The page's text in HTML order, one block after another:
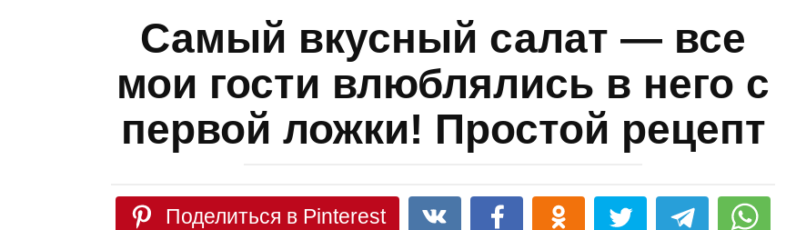
Самый вкусный салат — все
мои гости влюблялись в него с
первой ложки! Простой рецепт
Поделиться в Pinterest